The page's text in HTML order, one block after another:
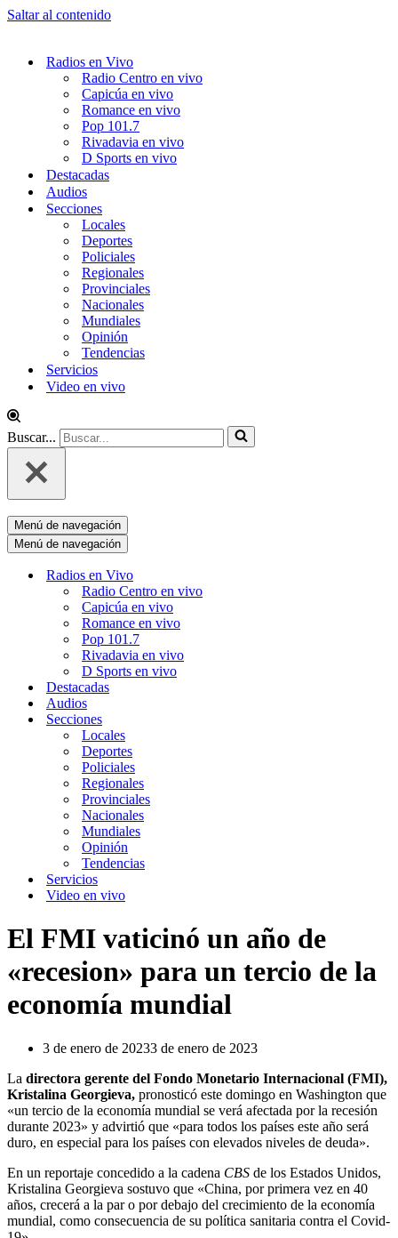
Saltar al contenido
Radios en Vivo
Radio Centro en vivo
Capicúa en vivo
Romance en vivo
Pop 101.7
Rivadavia en vivo
D Sports en vivo
Destacadas
Audios
Secciones
Locales
Deportes
Policiales
Regionales
Provinciales
Nacionales
Mundiales
Opinión
Tendencias
Servicios
Video en vivo
Buscar...
Menú de navegación
Menú de navegación
Radios en Vivo
Radio Centro en vivo
Capicúa en vivo
Romance en vivo
Pop 101.7
Rivadavia en vivo
D Sports en vivo
Destacadas
Audios
Secciones
Locales
Deportes
Policiales
Regionales
Provinciales
Nacionales
Mundiales
Opinión
Tendencias
Servicios
Video en vivo
El FMI vaticinó un año de
«recesion» para un tercio de la
economía mundial
3 de enero de 20233 de enero de 2023
La directora gerente del Fondo Monetario Internacional (FMI),
Kristalina Georgieva, pronosticó este domingo en Washington que
«un tercio de la economía mundial se verá afectada por la recesión
durante 2023» y advirtió que «para todos los países este año será
duro, en especial para los países con elevados niveles de deuda».
En un reportaje concedido a la cadena CBS de los Estados Unidos,
Kristalina Georgieva sostuvo que «China, por primera vez en 40
años, crecerá a la par o por debajo del crecimiento de la economía
mundial, como consecuencia de su política sanitaria contra el Covid-